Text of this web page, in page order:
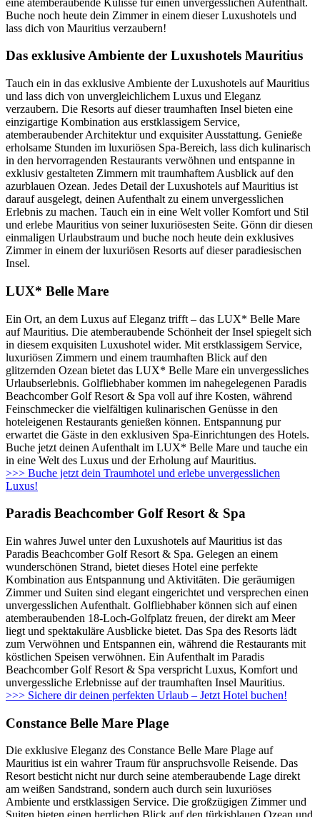
Buche noch heute dein Zimmer in einem dieser Luxushotels und
lass dich von Mauritius verzaubern!
Das exklusive Ambiente der Luxushotels Mauritius
Tauch ein in das exklusive Ambiente der Luxushotels auf Mauritius
und lass dich von unvergleichlichem Luxus und Eleganz
verzaubern. Die Resorts auf dieser traumhaften Insel bieten eine
einzigartige Kombination aus erstklassigem Service,
atemberaubender Architektur und exquisiter Ausstattung. Genieße
erholsame Stunden im luxuriösen Spa-Bereich, lass dich kulinarisch
in den hervorragenden Restaurants verwöhnen und entspanne in
exklusiv gestalteten Zimmern mit traumhaftem Ausblick auf den
azurblauen Ozean. Jedes Detail der Luxushotels auf Mauritius ist
darauf ausgelegt, deinen Aufenthalt zu einem unvergesslichen
Erlebnis zu machen. Tauch ein in eine Welt voller Komfort und Stil
und erlebe Mauritius von seiner luxuriösesten Seite. Gönn dir diesen
einmaligen Urlaubstraum und buche noch heute dein exklusives
Zimmer in einem der luxuriösen Resorts auf dieser paradiesischen
Insel.
LUX* Belle Mare
Ein Ort, an dem Luxus auf Eleganz trifft – das LUX* Belle Mare
auf Mauritius. Die atemberaubende Schönheit der Insel spiegelt sich
in diesem exquisiten Luxushotel wider. Mit erstklassigem Service,
luxuriösen Zimmern und einem traumhaften Blick auf den
glitzernden Ozean bietet das LUX* Belle Mare ein unvergessliches
Urlaubserlebnis. Golfliebhaber kommen im nahegelegenen Paradis
Beachcomber Golf Resort & Spa voll auf ihre Kosten, während
Feinschmecker die vielfältigen kulinarischen Genüsse in den
hoteleigenen Restaurants genießen können. Entspannung pur
erwartet die Gäste in den exklusiven Spa-Einrichtungen des Hotels.
Buche jetzt deinen Aufenthalt im LUX* Belle Mare und tauche ein
in eine Welt des Luxus und der Erholung auf Mauritius.
>>> Buche jetzt dein Traumhotel und erlebe unvergesslichen
Luxus!
Paradis Beachcomber Golf Resort & Spa
Ein wahres Juwel unter den Luxushotels auf Mauritius ist das
Paradis Beachcomber Golf Resort & Spa. Gelegen an einem
wunderschönen Strand, bietet dieses Hotel eine perfekte
Kombination aus Entspannung und Aktivitäten. Die geräumigen
Zimmer und Suiten sind elegant eingerichtet und versprechen einen
unvergesslichen Aufenthalt. Golfliebhaber können sich auf einen
atemberaubenden 18-Loch-Golfplatz freuen, der direkt am Meer
liegt und spektakuläre Ausblicke bietet. Das Spa des Resorts lädt
zum Verwöhnen und Entspannen ein, während die Restaurants mit
köstlichen Speisen verwöhnen. Ein Aufenthalt im Paradis
Beachcomber Golf Resort & Spa verspricht Luxus, Komfort und
unvergessliche Erlebnisse auf der traumhaften Insel Mauritius.
>>> Sichere dir deinen perfekten Urlaub – Jetzt Hotel buchen!
Constance Belle Mare Plage
Die exklusive Eleganz des Constance Belle Mare Plage auf
Mauritius ist ein wahrer Traum für anspruchsvolle Reisende. Das
Resort besticht nicht nur durch seine atemberaubende Lage direkt
am weißen Sandstrand, sondern auch durch sein luxuriöses
Ambiente und erstklassigen Service. Die großzügigen Zimmer und